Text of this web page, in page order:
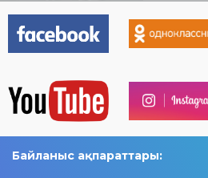
Байланыс ақпараттары: